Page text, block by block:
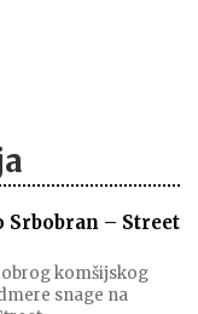
Srbobran – Street
komšijskog
snage na